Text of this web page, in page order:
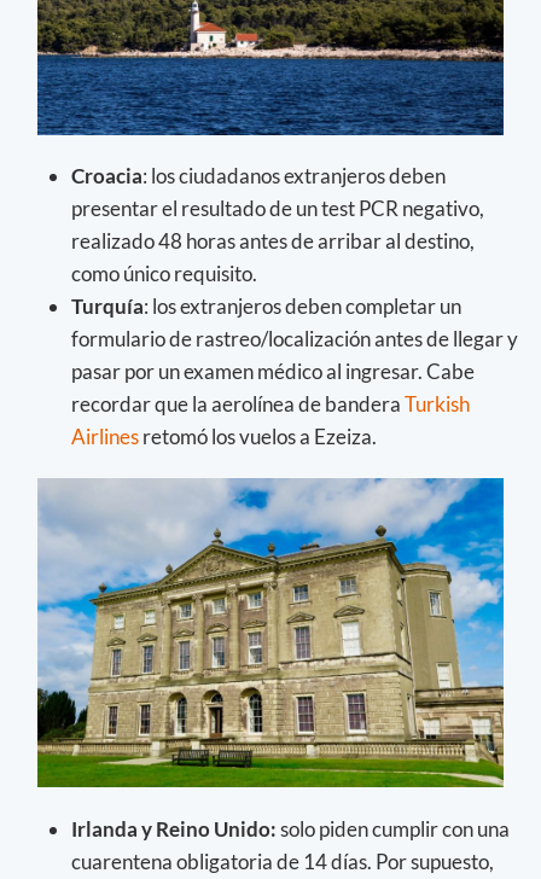
Croacia: los ciudadanos extranjeros deben
presentar el resultado de un test PCR negativo,
realizado 48 horas antes de arribar al destino,
como único requisito.
Turquía: los extranjeros deben completar un
formulario de rastreo/localización antes de llegar y
pasar por un examen médico al ingresar. Cabe
recordar que la aerolínea de banderaTurkish
Airlinesretomó los vuelos a Ezeiza.
Irlanda y Reino Unido:solo piden cumplir con una
cuarentena obligatoria de 14 días. Por supuesto,